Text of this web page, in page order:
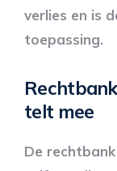
verlies en is
toepassing.
telt mee
De